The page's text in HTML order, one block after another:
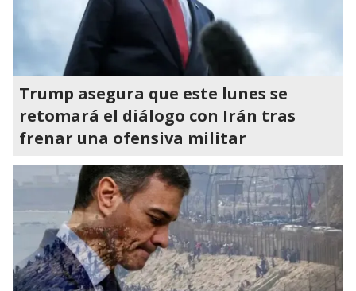
Trump asegura que este lunes se
retomará el diálogo con Irán tras
frenar una ofensiva militar